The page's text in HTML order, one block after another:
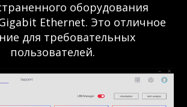
оборудования
Ethernet. Это отличное
для требовательных
пользователей.